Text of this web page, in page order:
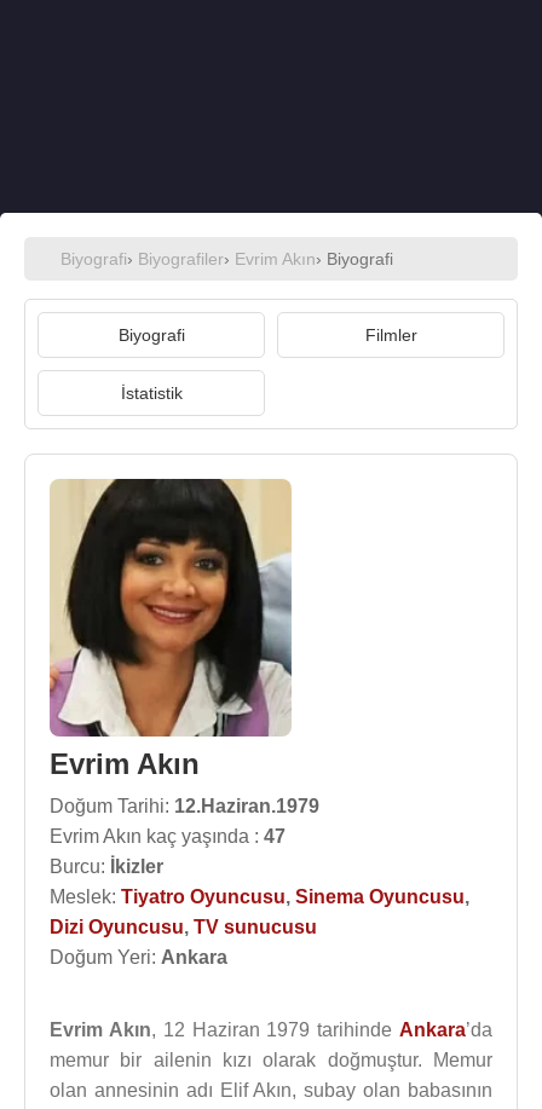
Biyografi› Biyografiler› Evrim Akın› Biyografi
Biyografi Filmler
İstatistik
Evrim Akın
Doğum Tarihi: 12.Haziran.1979
Evrim Akın kaç yaşında : 47
Burcu:
İkizler
Meslek: Tiyatro Oyuncusu, Sinema Oyuncusu,
Dizi Oyuncusu, TV sunucusu
Doğum Yeri: Ankara
Evrim Akın, 12 Haziran 1979 tarihindeAnkara’da
memur bir ailenin kızı olarak doğmuştur. Memur
olan annesinin adı Elif Akın, subay olan babasının